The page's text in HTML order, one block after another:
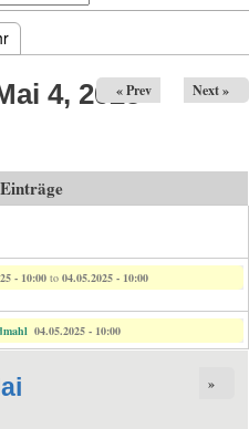
4, 2025
« Prev Next »
Einträge
- 10:00to 04.05.2025 - 10:00
04.05.2025 - 10:00
»